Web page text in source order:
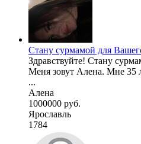
Стану сурмамой для
Здравствуйте! Стану
Меня зовут Алена. Мне 35
...
Алена
1000000 руб.
Ярославль
1784